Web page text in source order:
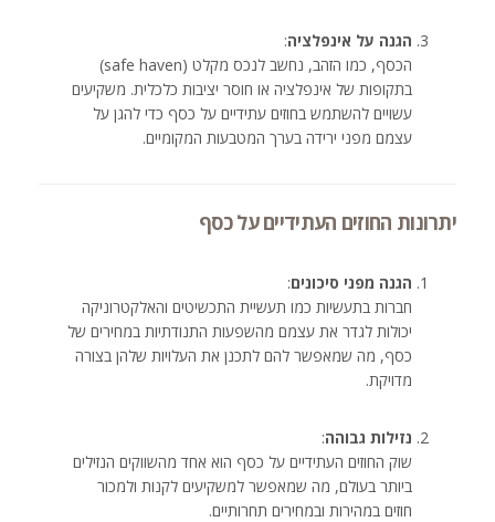
הגנה על אינפלציה:
הכסף, כמו הזהב, נחשב לנכס מקלט (safe haven)
בתקופות של אינפלציה או חוסר יציבות כלכלית. משקיעים
עשויים להשתמש בחוזים עתידיים על כסף כדי להגן על
עצמם מפני ירידה בערך המטבעות המקומיים.
יתרונות החוזים העתידיים על כסף
הגנה מפני סיכונים:
חברות בתעשיות כמו תעשיית התכשיטים והאלקטרוניקה
יכולות לגדר את עצמם מהשפעות התנודתיות במחירים של
כסף, מה שמאפשר להם לתכנן את העלויות שלהן בצורה
מדויקת.
נזילות גבוהה:
שוק החוזים העתידיים על כסף הוא אחד מהשווקים הנזילים
ביותר בעולם, מה שמאפשר למשקיעים לקנות ולמכור
חוזים במהירות ובמחירים תחרותיים.